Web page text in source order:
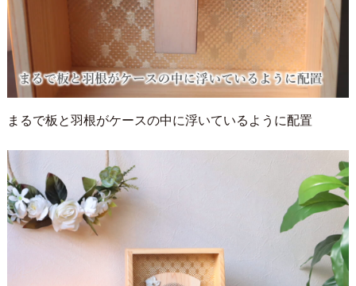
まるで板と羽根がケースの中に浮いているように配置